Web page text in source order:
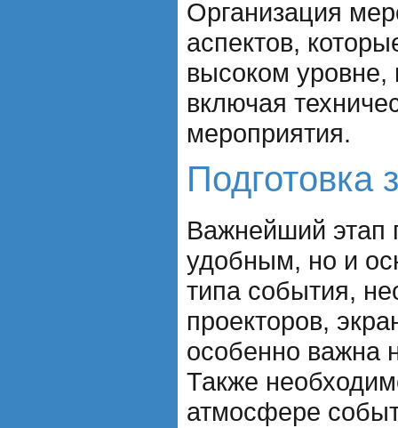
Организация
аспектов,
высоком уровне,
включая
мероприятия.
Подготовка
Важнейший этап
удобным, но и
типа события,
проекторов,
особенно важна
Также
атмосфере